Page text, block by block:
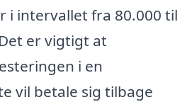
i intervallet fra 80.000 til
er vigtigt at
i en
vil betale sig tilbage